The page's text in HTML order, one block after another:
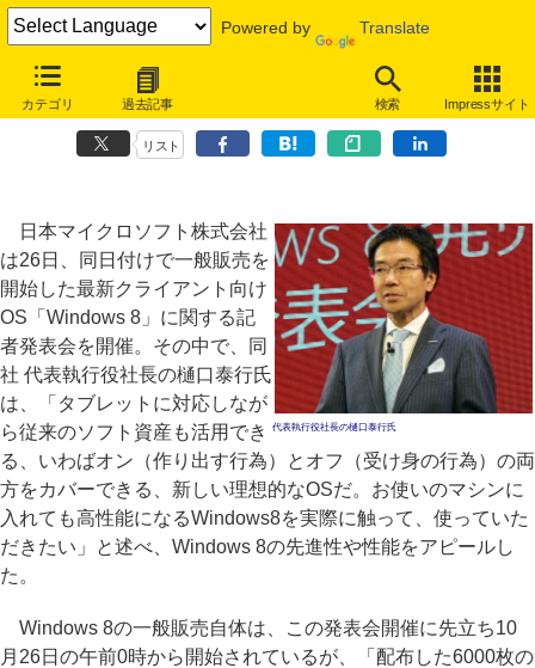
Powered by Translate
カテゴリ 過去記事 検索 Impressサイト
「オンとオフをカバーできる理想的なOSだ」～マイクロソフト、
Windows 8を一般発売
リスト
代表執行役社長の樋口泰行氏
日本マイクロソフト株式会社
は26日、同日付けで一般販売を
開始した最新クライアント向け
OS「Windows 8」に関する記
者発表会を開催。その中で、同
社 代表執行役社長の樋口泰行氏
は、「タブレットに対応しなが
ら従来のソフト資産も活用でき
る、いわばオン（作り出す行為）とオフ（受け身の行為）の両
方をカバーできる、新しい理想的なOSだ。お使いのマシンに
入れても高性能になるWindows8を実際に触って、使っていた
だきたい」と述べ、Windows 8の先進性や性能をアピールし
た。
Windows 8の一般販売自体は、この発表会開催に先立ち10
月26日の午前0時から開始されているが、「配布した6000枚の